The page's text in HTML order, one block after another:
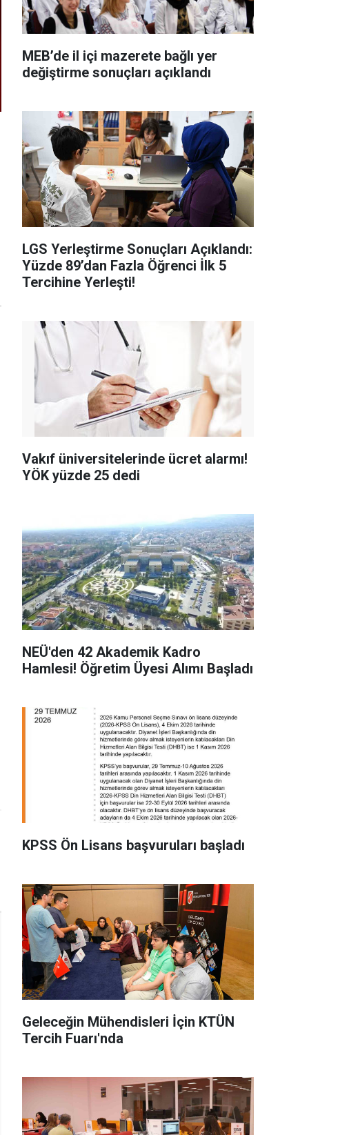
MEB’de il içi mazerete bağlı yer
değiştirme sonuçları açıklandı
LGS Yerleştirme Sonuçları Açıklandı:
Yüzde 89’dan Fazla Öğrenci İlk 5
Tercihine Yerleşti!
Vakıf üniversitelerinde ücret alarmı!
YÖK yüzde 25 dedi
NEÜ'den 42 Akademik Kadro
Hamlesi! Öğretim Üyesi Alımı Başladı
KPSS Ön Lisans başvuruları başladı
Geleceğin Mühendisleri İçin KTÜN
Tercih Fuarı'nda